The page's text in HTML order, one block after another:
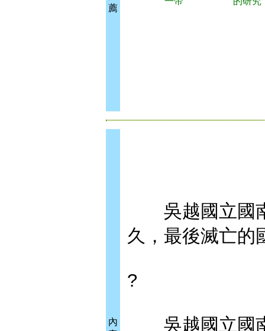
薦
內
吳越國立國南
久，最後滅亡的
?
吳越國立國南